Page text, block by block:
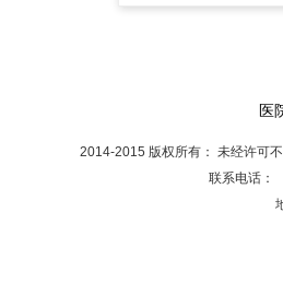
医
2014-2015 版权所有： 未经许可
联系电话：